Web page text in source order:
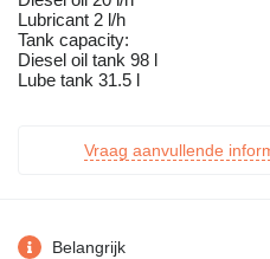
Lubricant 2 l/h
Tank capacity:
Diesel oil tank 98 l
Lube tank 31.5 l
Vraag aanvullende
Belangrijk